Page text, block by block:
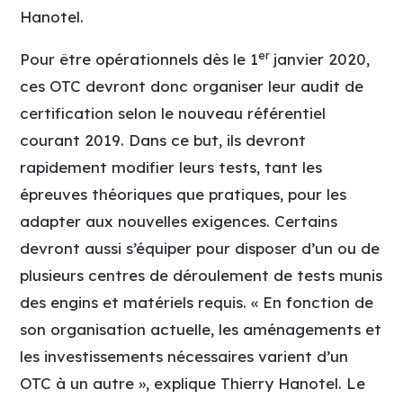
Hanotel.
Pour être opérationnels dès le 1er janvier 2020,
ces OTC devront donc organiser leur audit de
certification selon le nouveau référentiel
courant 2019. Dans ce but, ils devront
rapidement modifier leurs tests, tant les
épreuves théoriques que pratiques, pour les
adapter aux nouvelles exigences. Certains
devront aussi s’équiper pour disposer d’un ou de
plusieurs centres de déroulement de tests munis
des engins et matériels requis. « En fonction de
son organisation actuelle, les aménagements et
les investissements nécessaires varient d’un
OTC à un autre », explique Thierry Hanotel. Le